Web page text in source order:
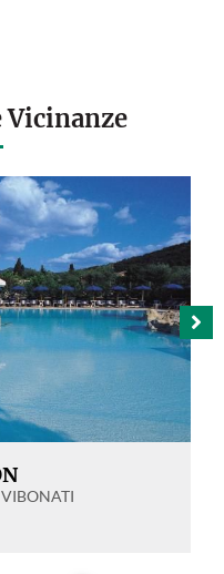
Vicinanze